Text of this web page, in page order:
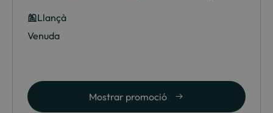
Llançà
Venuda
Mostrar promoció